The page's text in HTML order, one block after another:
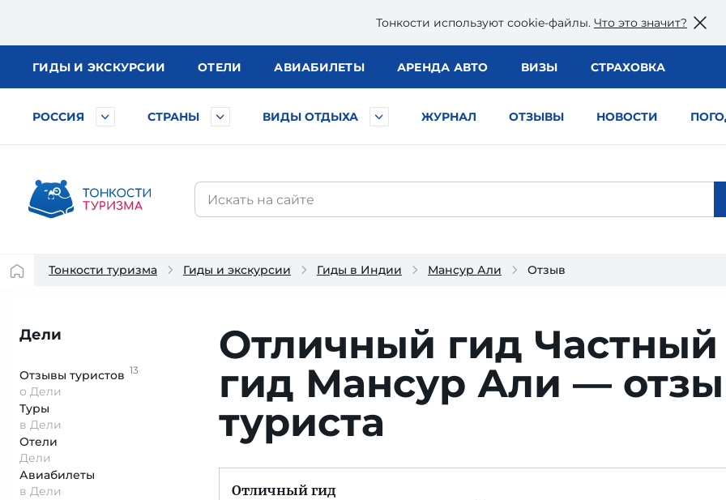
Тонкости используют сookie-файлы. Что это значит?
ГИДЫ И ЭКСКУРСИИ ОТЕЛИ АВИАБИЛЕТЫ АРЕНДА АВТО ВИЗЫ СТРАХОВКА
РОССИЯ СТРАНЫ ВИДЫ ОТДЫХА ЖУРНАЛ ОТЗЫВЫ НОВОСТИ
Тонкости туризма Гиды и экскурсии Гиды в Индии Мансур Али Отзыв
Дели
Отзывы туристов 13
о Дели
Туры
в Дели
Отели
Дели
Авиабилеты
в Дели
Отличный гид Частный
гид Мансур Али —
туриста
Отличный гид